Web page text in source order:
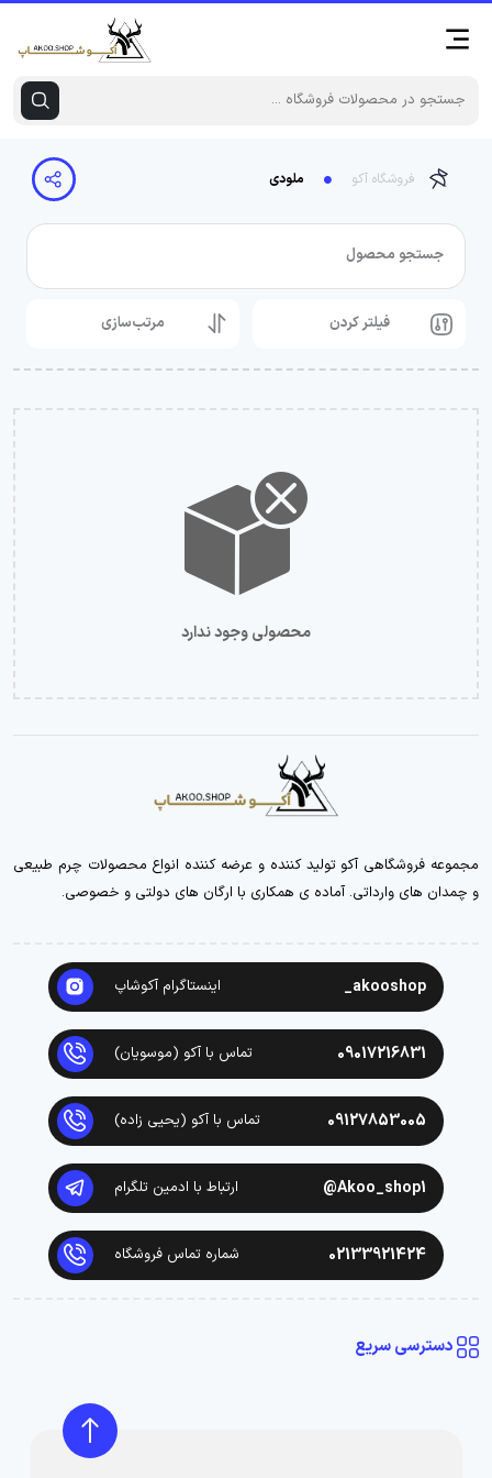
فروشگاه آکو ملودی
جستجو محصول
فیلتر کردن مرتب‌سازی
محصولی وجود ندارد
مجموعه فروشگاهی آکو تولید کننده و عرضه کننده انواع محصولات چرم طبیعی
و چمدان های وارداتی. آماده ی همکاری با ارگان های دولتی و خصوصی.
akooshop_ اینستاگرام آکوشاپ
09017216831 تماس با آکو (موسویان)
09127853005 تماس با آکو (یحیی زاده)
Akoo_shop1@ ارتباط با ادمین تلگرام
02133921424 شماره تماس فروشگاه
دسترسی سریع